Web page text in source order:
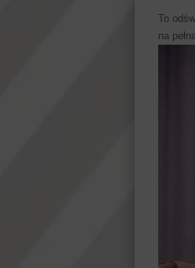
To
na